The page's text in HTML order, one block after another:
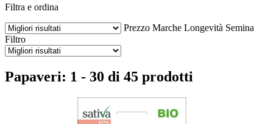
Filtra e ordina
Prezzo Marche Longevità Semina
Filtro
Papaveri: 1 - 30 di 45 prodotti